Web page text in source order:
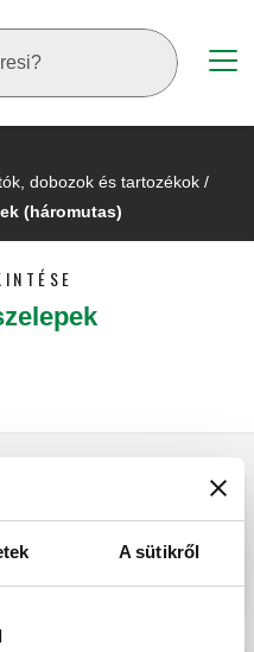
A sütikről
dobozok és tartozékok /
(háromutas)